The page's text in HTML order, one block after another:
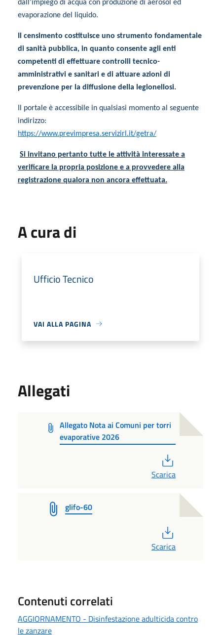
dall’impiego di acqua con produzione di aerosol ed
evaporazione del liquido.
Il censimento costituisce uno strumento fondamentale
di sanità pubblica, in quanto consente agli enti
competenti di effettuare controlli tecnico-
amministrativi e sanitari e di attuare azioni di
prevenzione per la diffusione della legionellosi.
Il portale è accessibile in qualsiasi momento al seguente
indirizzo:
https://www.previmpresa.servizirl.it/getra/
Si invitano pertanto tutte le attività interessate a
verificare la propria posizione e a provvedere alla
registrazione qualora non ancora effettuata.
A cura di
Ufficio Tecnico
VAI ALLA PAGINA
Allegati
Allegato Nota ai Comuni per torri
evaporative 2026
Scarica
glifo-60
Scarica
Contenuti correlati
AGGIORNAMENTO - Disinfestazione adulticida contro
le zanzare